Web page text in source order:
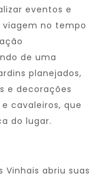
eventos e
no tempo
de uma
planejados,
e decorações
cavaleiros, que
do lugar.
Vinhais abriu suas